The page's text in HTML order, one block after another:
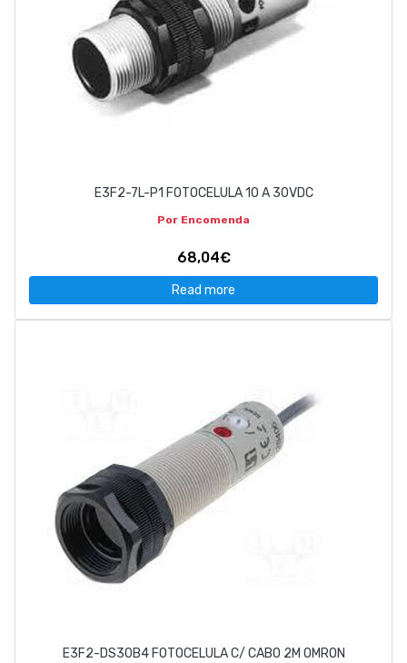
E3F2-7L-P1 FOTOCELULA 10 A 30VDC
Por Encomenda
68,04€
Read more
E3F2-DS30B4 FOTOCELULA C/ CABO 2M OMRON